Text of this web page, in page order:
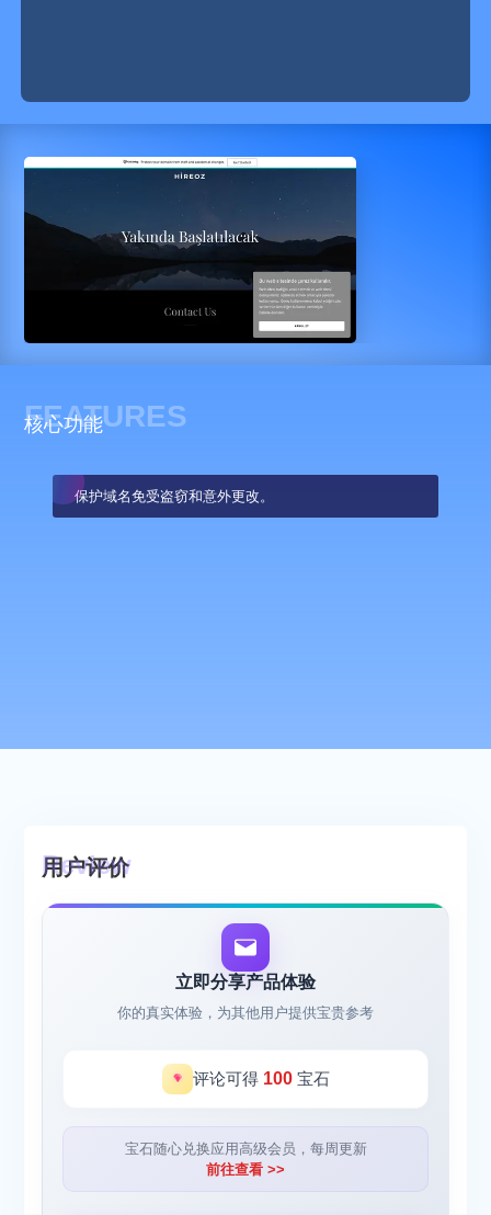
FEATURES
核心功能
保护域名免受盗窃和意外更改。
用户评价
立即分享产品体验
你的真实体验，为其他用户提供宝贵参考
评论可得 100宝石
宝石随心兑换应用高级会员，每周更新
前往查看 >>